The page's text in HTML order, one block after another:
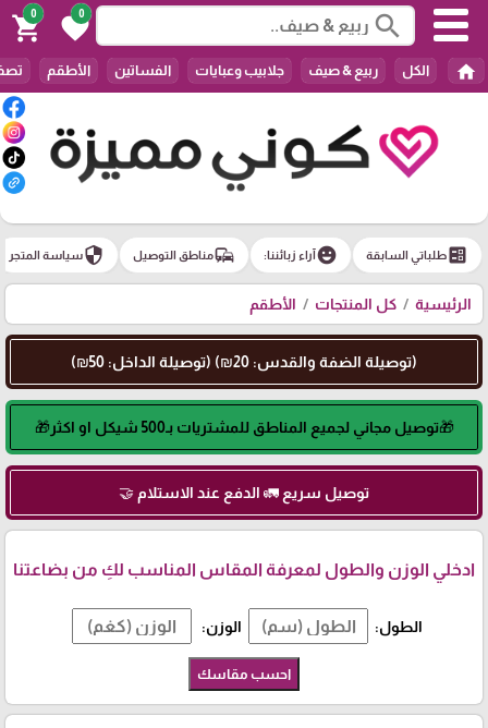
search
0
favorite
0
shopping_cart
home الكل ربيع & صيف جلابيب وعبايات الفساتين الأطقم
ballotطلباتي السابقة emoji_emotionsآراء زبائننا: commuteمناطق التوصيل securityسياسة المتجر
الرئيسية كل المنتجات الأطقم
(توصيلة الضفة والقدس: 20₪) (توصيلة الداخل: 50₪)
🎁توصيل مجاني لجميع المناطق للمشتريات بـ500 شيكل او اكثر🎁
توصيل سريع 🚛 الدفع عند الاستلام 🤝
ادخلي الوزن والطول لمعرفة المقاس المناسب لكِ من بضاعتنا
الطول: الوزن:
احسب مقاسك